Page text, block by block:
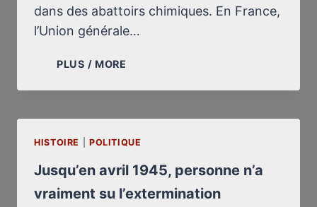
dans des abattoirs chimiques. En France,
l’Union générale…
PLUS / MORE
BRUNS
AVEC
DE
HITLER
HISTOIRE POLITIQUE
Jusqu’en avril 1945, personne n’a
vraiment su l’extermination